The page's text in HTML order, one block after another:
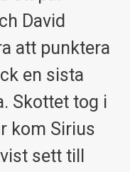
David
att punktera
en sista
Skottet tog i
kom Sirius
sett till